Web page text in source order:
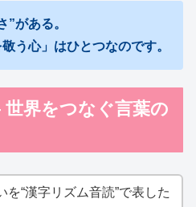
”がある。
う心」はひとつなのです。
界をつなぐ言葉の
を“漢字リズム音読”で表した